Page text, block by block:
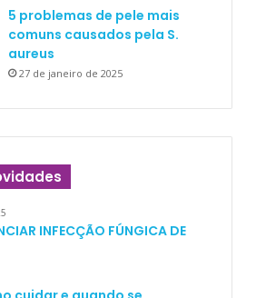
5 problemas de pele mais
comuns causados pela S.
aureus
27 de janeiro de 2025
INFECÇÃO FÚNGICA DE